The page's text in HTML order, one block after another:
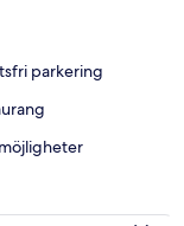
parkering